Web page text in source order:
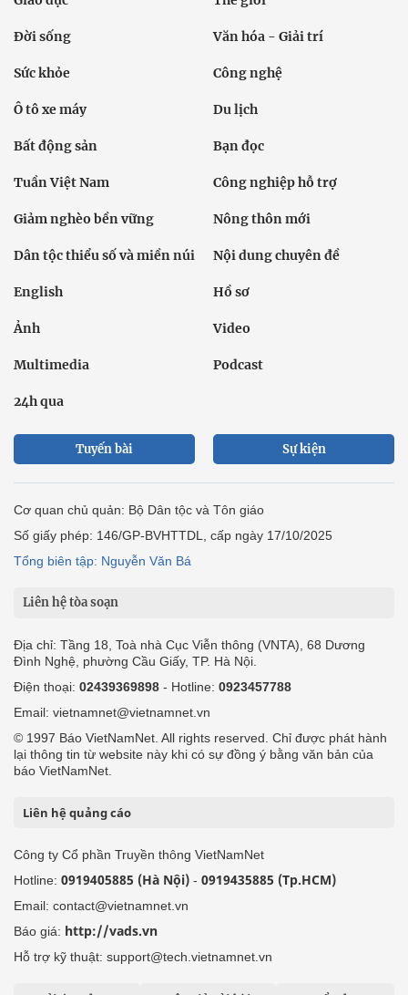
Đời sống Văn hóa - Giải trí
Sức khỏe Công nghệ
Ô tô xe máy Du lịch
Bất động sản Bạn đọc
Tuần Việt Nam Công nghiệp hỗ trợ
Giảm nghèo bền vững Nông thôn mới
Dân tộc thiểu số và miền núi Nội dung chuyên đề
English Hồ sơ
Ảnh Video
Multimedia Podcast
24h qua
Tuyến bài Sự kiện
Cơ quan chủ quản: Bộ Dân tộc và Tôn giáo
Số giấy phép: 146/GP-BVHTTDL, cấp ngày 17/10/2025
Tổng biên tập: Nguyễn Văn Bá
Liên hệ tòa soạn
Địa chỉ: Tầng 18, Toà nhà Cục Viễn thông (VNTA), 68 Dương
Đình Nghệ, phường Cầu Giấy, TP. Hà Nội.
Điện thoại: 02439369898 - Hotline: 0923457788
Email: vietnamnet@vietnamnet.vn
© 1997 Báo VietNamNet. All rights reserved. Chỉ được phát hành
lại thông tin từ website này khi có sự đồng ý bằng văn bản của
báo VietNamNet.
Liên hệ quảng cáo
Công ty Cổ phần Truyền thông VietNamNet
Hotline: 0919405885 (Hà Nội) - 0919435885 (Tp.HCM)
Email: contact@vietnamnet.vn
Báo giá: http://vads.vn
Hỗ trợ kỹ thuật: support@tech.vietnamnet.vn